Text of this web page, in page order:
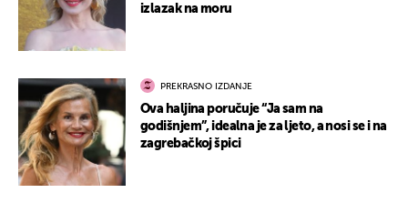
izlazak na moru
PREKRASNO IZDANJE
Ova haljina poručuje “Ja sam na
godišnjem”, idealna je za ljeto, a nosi se i na
zagrebačkoj špici